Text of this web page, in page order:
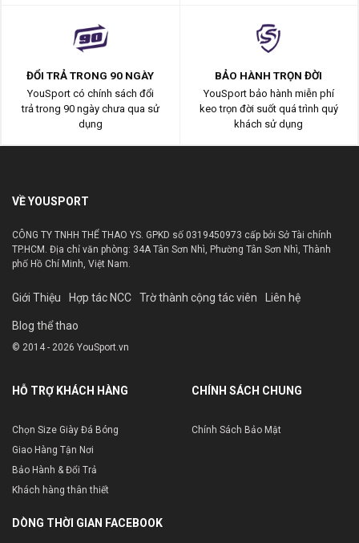
ĐỔI TRẢ TRONG 90 NGÀY
YouSport có chính sách đổi
trả trong 90 ngày chưa qua sử
dụng
BẢO HÀNH TRỌN ĐỜI
YouSport bảo hành miễn phí
keo trọn đời suốt quá trình quý
khách sử dụng
VỀ YOUSPORT
CÔNG TY TNHH THỂ THAO YS. GPKD số 0319450973 cấp bởi Sở Tài chính
TP.HCM. Địa chỉ văn phòng: 34A Tân Sơn Nhì, Phường Tân Sơn Nhì, Thành
phố Hồ Chí Minh, Việt Nam.
Giới Thiệu Hợp tác NCC Trờ thành cộng tác viên Liên hệ
Blog thể thao
© 2014 - 2026 YouSport.vn
HỖ TRỢ KHÁCH HÀNG
Chọn Size Giày Đá Bóng
Giao Hàng Tận Nơi
Bảo Hành & Đổi Trả
Khách hàng thân thiết
CHÍNH SÁCH CHUNG
Chính Sách Bảo Mật
DÒNG THỜI GIAN FACEBOOK